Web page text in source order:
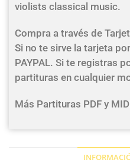
violists classical music.
Compra a través de
Si no te sirve la tarjeta
PAYPAL. Si te registras
partituras en cualquier
Más Partituras PDF y